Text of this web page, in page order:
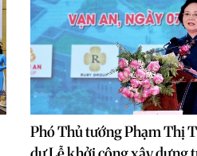
Phó Thủ tướng Phạm Thị